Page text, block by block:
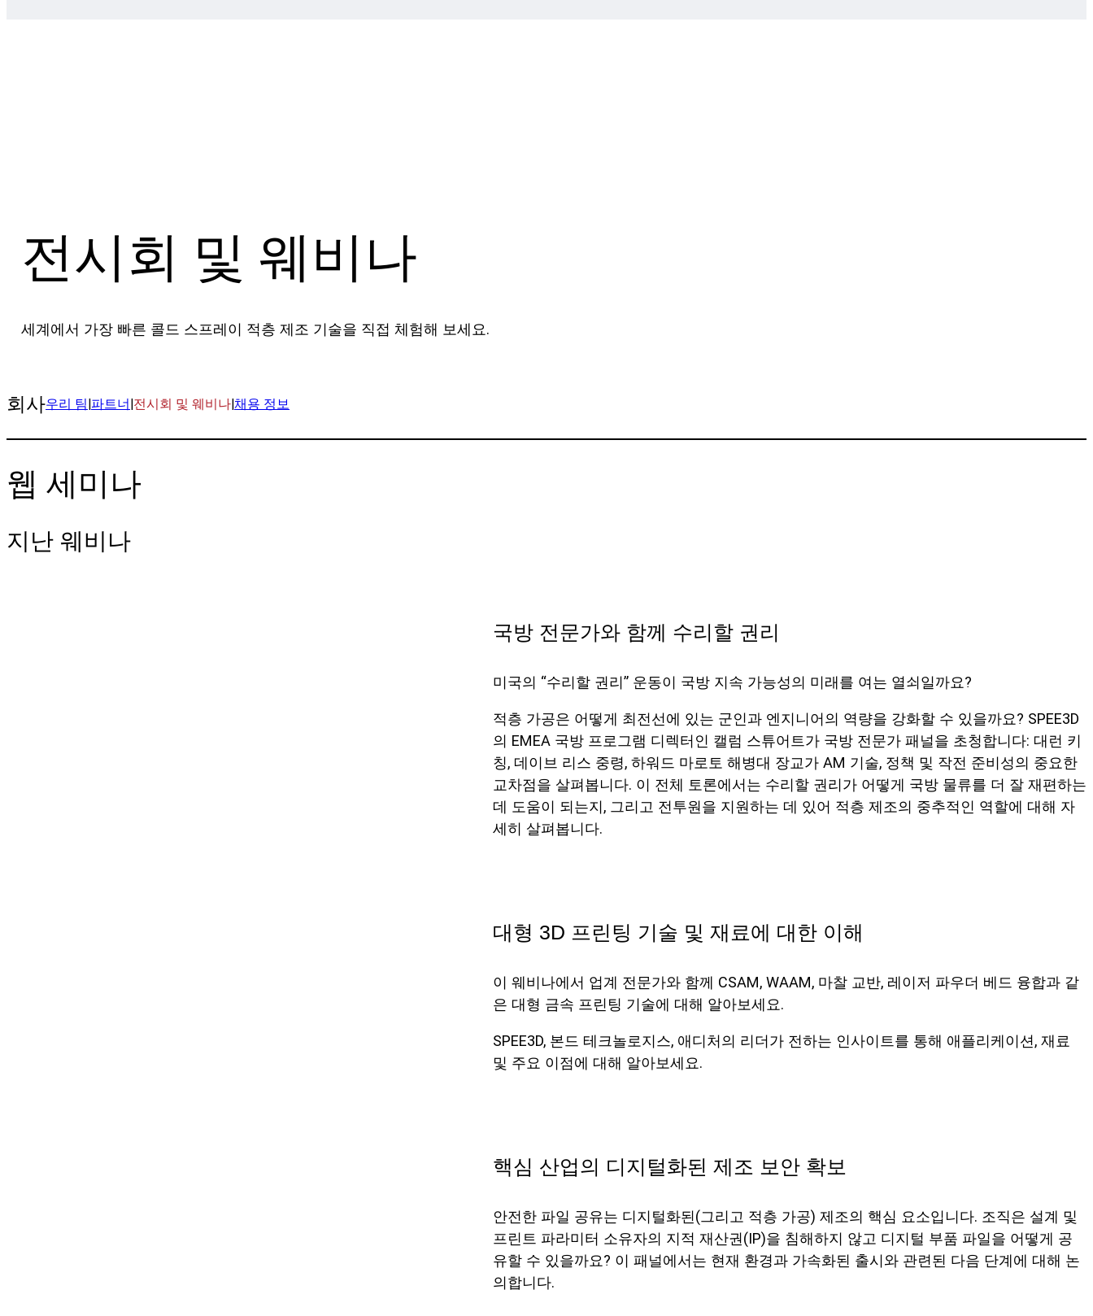
전시회 및 웨비나
세계에서 가장 빠른 콜드 스프레이 적층 제조 기술을 직접 체험해 보세요.
회사우리 팀|파트너|전시회 및 웨비나|채용 정보
웹 세미나
지난 웨비나
국방 전문가와 함께 수리할 권리
미국의 “수리할 권리” 운동이 국방 지속 가능성의 미래를 여는 열쇠일까요?
적층 가공은 어떻게 최전선에 있는 군인과 엔지니어의 역량을 강화할 수 있을까요? SPEE3D
의 EMEA 국방 프로그램 디렉터인 캘럼 스튜어트가 국방 전문가 패널을 초청합니다: 대런 키
칭, 데이브 리스 중령, 하워드 마로토 해병대 장교가 AM 기술, 정책 및 작전 준비성의 중요한
교차점을 살펴봅니다. 이 전체 토론에서는 수리할 권리가 어떻게 국방 물류를 더 잘 재편하는
데 도움이 되는지, 그리고 전투원을 지원하는 데 있어 적층 제조의 중추적인 역할에 대해 자
세히 살펴봅니다.
대형 3D 프린팅 기술 및 재료에 대한 이해
이 웨비나에서 업계 전문가와 함께 CSAM, WAAM, 마찰 교반, 레이저 파우더 베드 융합과 같
은 대형 금속 프린팅 기술에 대해 알아보세요.
SPEE3D, 본드 테크놀로지스, 애디처의 리더가 전하는 인사이트를 통해 애플리케이션, 재료
및 주요 이점에 대해 알아보세요.
핵심 산업의 디지털화된 제조 보안 확보
안전한 파일 공유는 디지털화된(그리고 적층 가공) 제조의 핵심 요소입니다. 조직은 설계 및
프린트 파라미터 소유자의 지적 재산권(IP)을 침해하지 않고 디지털 부품 파일을 어떻게 공
유할 수 있을까요? 이 패널에서는 현재 환경과 가속화된 출시와 관련된 다음 단계에 대해 논
의합니다.